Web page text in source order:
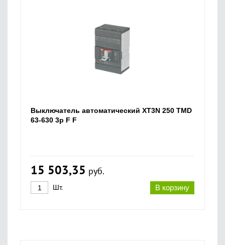
Выключатель автоматический XT3N 250 TMD
63-630 3p F F
15 503,35 руб.
В корзину
Шт.